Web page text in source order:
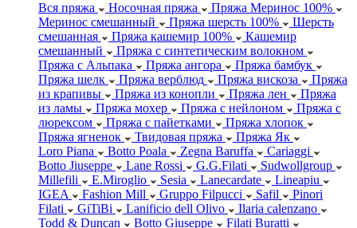
Вся пряжа Носочная пряжа
Пряжа Меринос 100%
Меринос смешанный
Пряжа шерсть 100%
Шерсть
смешанная
Пряжа кашемир 100%
Кашемир
смешанный
Пряжа с синтетическим волокном
Пряжа с Альпака
Пряжа ангора
Пряжа бамбук
Пряжа шелк
Пряжа верблюд Пряжа вискоза
Пряжа
из крапивы
Пряжа из конопли Пряжа лен
Пряжа
из ламы
Пряжа мохер Пряжа с нейлоном
Пряжа с
люрексом
Пряжа с пайетками
Пряжа хлопок
Пряжа ягненок
Твидовая пряжа
Пряжа Як
Loro Piana
Botto Poala Zegna Baruffa
Cariaggi
Botto Jiuseppe
Lane Rossi G.G.Filati
Sudwollgroup
Millefili
E.Miroglio Sesia Lanecardate
Lineapiu
IGEA
Fashion Mill Gruppo Filpucci Safil
Pinori
Filati
GiTiBi Lanificio dell Olivo
Ilaria calenzano
Todd & Duncan
Botto Giuseppe
Filati Buratti